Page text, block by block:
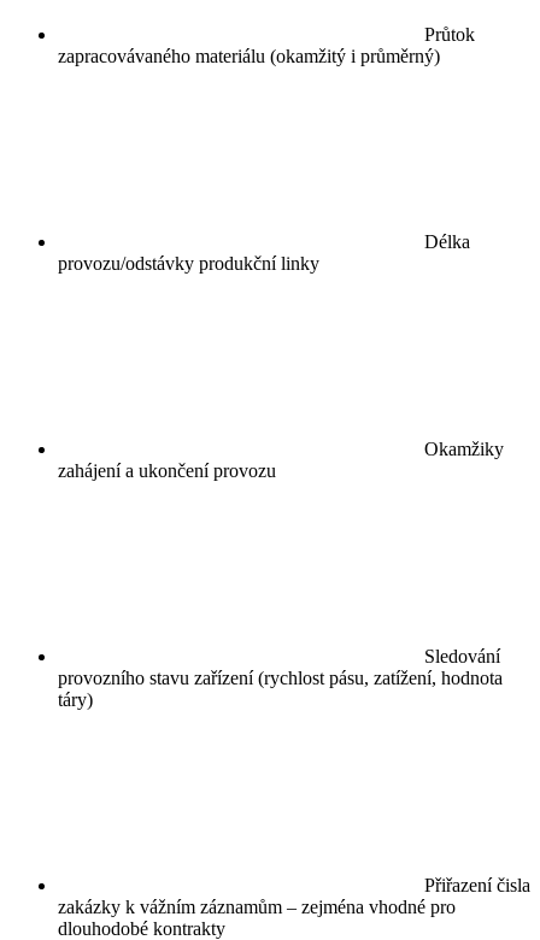
Průtok
zapracovávaného materiálu (okamžitý i průměrný)
Délka
provozu/odstávky produkční linky
Okamžiky
zahájení a ukončení provozu
Sledování
provozního stavu zařízení (rychlost pásu, zatížení, hodnota
táry)
Přiřazení čisla
zakázky k vážním záznamům – zejména vhodné pro
dlouhodobé kontrakty